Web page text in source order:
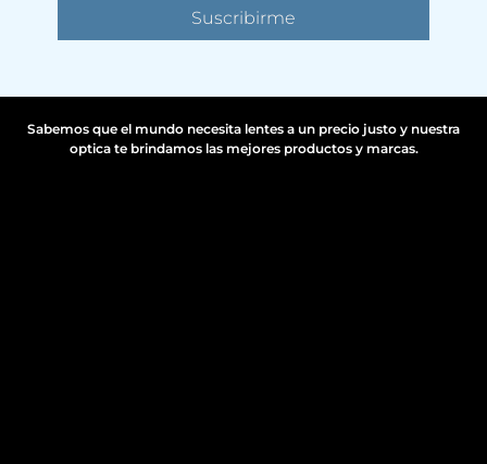
Suscribirme
Sabemos que el mundo necesita lentes a un precio justo y nuestra
optica te brindamos las mejores productos y marcas.